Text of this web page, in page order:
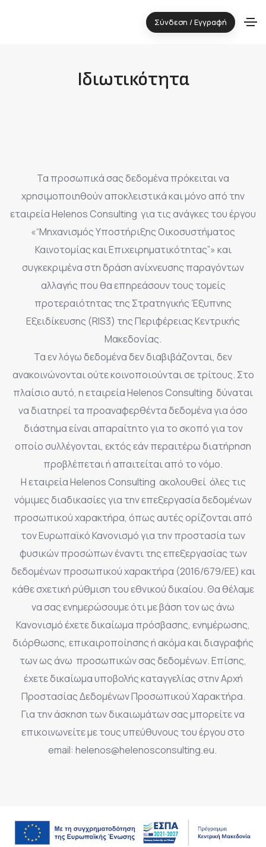
Σύνδεση / Εγγραφή
Ιδιωτικότητα
Τα προσωπικά σας δεδομένα πρόκειται να
χρησιμοποιηθούν αποκλειστικά και μόνο από την
εταιρεία Helenos Consulting για τις ανάγκες του έργου
«“Μηχανισμός Υποστήριξης Οικοσυστήματος
Καινοτομίας και Επιχειρηματικότητας”» και
συγκεκριμένα στη δράση ανίχνευσης παραγόντων
αλλαγής που θα επηρεάσουν τους τομείς
προτεραιότητας της Στρατηγικής Έξυπνης
Εξειδίκευσης (RIS3) της Περιφέρειας Κεντρικής
Μακεδονίας.
Τα εν λόγω δεδομένα δεν διαβιβάζονται, δεν
ανακοινώνονται ούτε κοινοποιούνται σε τρίτους. Στο
πλαίσιο αυτό, η εταιρεία Helenos Consulting δύναται
να διατηρεί τα προαναφερθέντα δεδομένα για όσο
διάστημα είναι απαραίτητο για το σκοπό για τον
οποίο συλλέγονται, εκτός εάν περαιτέρω διατήρηση
προβλέπεται ή απαιτείται από το νόμο.
Η εταιρεία Helenos Consulting ακολουθεί όλες τις
νόμιμες διαδικασίες για την επεξεργασία δεδομένων
προσωπικού χαρακτήρα, όπως αυτές ορίζονται από
τον Ευρωπαϊκό Κανονισμό για την προστασία των
φυσικών προσώπων έναντι της επεξεργασίας των
δεδομένων προσωπικού χαρακτήρα (2016/679/ΕΕ) και
κάθε σχετική ρύθμιση του εθνικού δικαίου. Θα θέλαμε
να σας ενημερώσουμε ότι με βάση τον ως άνω
Κανονισμό έχετε δικαίωμα πρόσβασης, ενημέρωσης,
διόρθωσης, επικαιροποίησης ή ακόμα και διαγραφής
των ως άνω προσωπικών σας δεδομένων. Επίσης,
έχετε δικαίωμα υποβολής καταγγελίας στην Αρχή
Προστασίας Δεδομένων Προσωπικού Χαρακτήρα.
Για την άσκηση των δικαιωμάτων σας μπορείτε να
επικοινωνείτε με τους υπεύθυνους του έργου στο
email: helenos@helenosconsulting.eu.